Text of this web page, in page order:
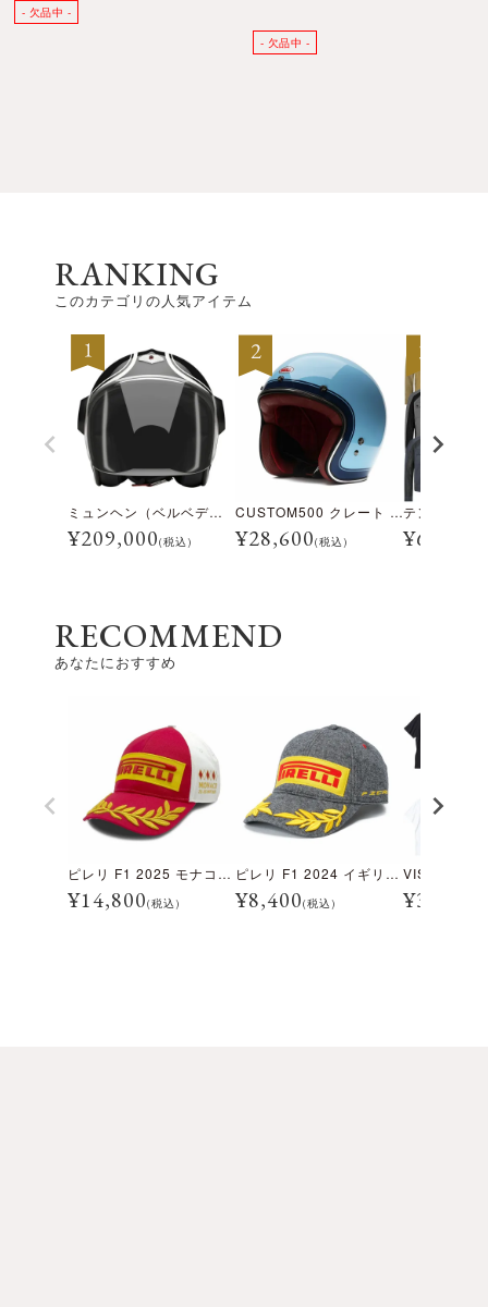
RANKING
このカテゴリの人気アイテム
ミュンヘン（ベルベデーレ）
¥209,000(税込)
CUSTOM500 クレート アイスブルー
¥28,600(税込) ¥69,300
RECOMMEND
あなたにおすすめ
ピレリ F1 2025 モナコGP ポディウムキャップ
¥14,800(税込)
ピレリ F1 2024 イギリスGP ポディウムキャップ
¥8,400(税込) ¥3,960